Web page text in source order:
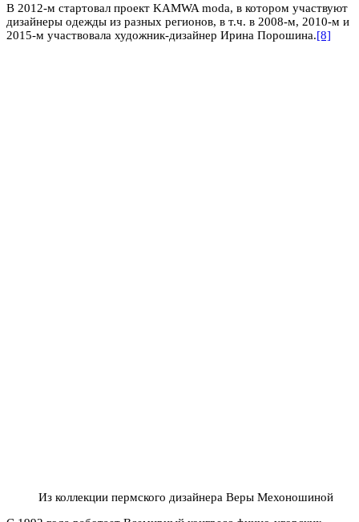
В 2012-м стартовал проект KAMWA moda, в котором участвуют
дизайнеры одежды из разных регионов, в т.ч. в 2008-м, 2010-м и
2015-м участвовала художник-дизайнер Ирина Порошина.[8]
Из коллекции пермского дизайнера Веры Мехоношиной